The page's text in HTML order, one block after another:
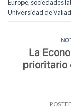
Europe, sociedades
Universidad de
La
prioritario